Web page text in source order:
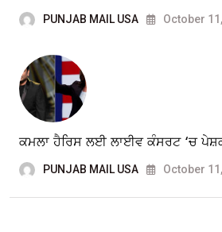
PUNJAB MAIL USA October
ਕਮਲਾ ਹੈਰਿਸ ਲਈ ਲਾਈਵ ਕੰਸਰਟ ‘ਚ
PUNJAB MAIL USA October